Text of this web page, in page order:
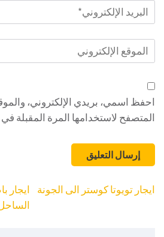
البريد
الإلكتروني*
الموقع
الإلكتروني
احفظ اسمي، بريدي الإلكتروني،
المتصفح لاستخدامها المرة المقبلة
تصفّح
ايجار تويوتا كوستر الى الجونة